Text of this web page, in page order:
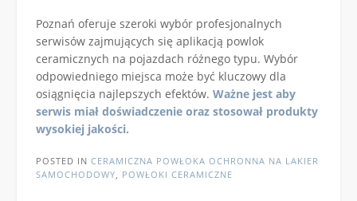
Poznań oferuje szeroki wybór profesjonalnych
serwisów zajmujących się aplikacją powlok
ceramicznych na pojazdach różnego typu. Wybór
odpowiedniego miejsca może być kluczowy dla
osiągnięcia najlepszych efektów. Ważne jest aby
serwis miał doświadczenie oraz stosował produkty
wysokiej jakości.
POSTED IN CERAMICZNA POWŁOKA OCHRONNA NA LAKIER
SAMOCHODOWY
POWŁOKI CERAMICZNE